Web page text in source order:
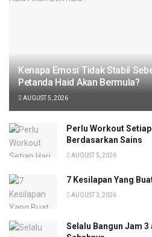
Kenapa Emosi Tidak Stabil
Petanda Haid Akan Bermula?
AUGUST 5, 2026
Perlu Workout
Berdasarkan Sains
AUGUST 5, 2026
7 Kesilapan Yang
AUGUST 3, 2026
Selalu Bangun Jam